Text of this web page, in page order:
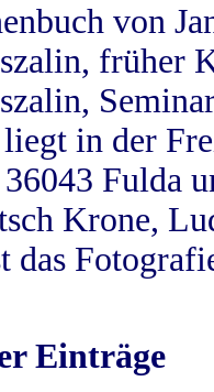
von
früher
in der
Fulda
Krone,
Einträge